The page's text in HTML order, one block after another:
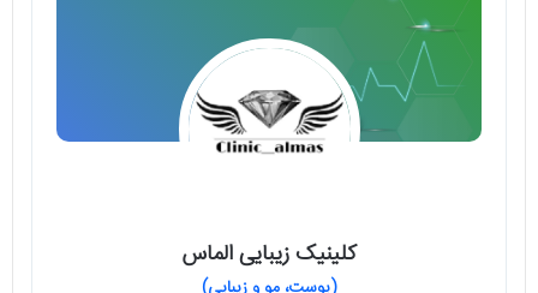
کلینیک زیبایی الماس